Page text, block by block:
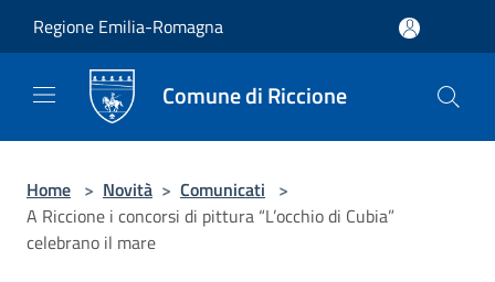
Regione Emilia-Romagna
Comune di Riccione
Home > Novità > Comunicati >
A Riccione i concorsi di pittura “L’occhio di Cubia”
celebrano il mare